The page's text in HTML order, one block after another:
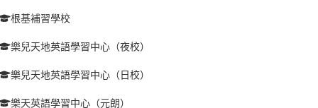
根基補習學校
樂兒天地英語學習中心（夜校）
樂兒天地英語學習中心（日校）
樂天英語學習中心（元朗）